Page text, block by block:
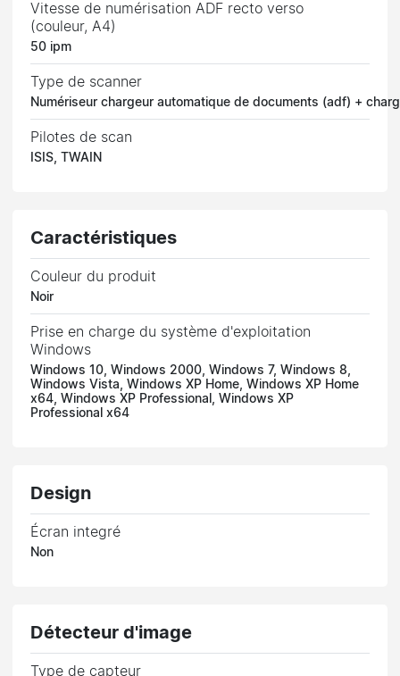
Vitesse de numérisation ADF recto verso
(couleur, A4)
50 ipm
Type de scanner
Numériseur chargeur automatique de documents (adf) +
Pilotes de scan
ISIS, TWAIN
Caractéristiques
Couleur du produit
Noir
Prise en charge du système d'exploitation
Windows
Windows 10, Windows 2000, Windows 7, Windows 8,
Windows Vista, Windows XP Home, Windows XP Home
x64, Windows XP Professional, Windows XP
Professional x64
Design
Écran integré
Non
Détecteur d'image
Type de capteur